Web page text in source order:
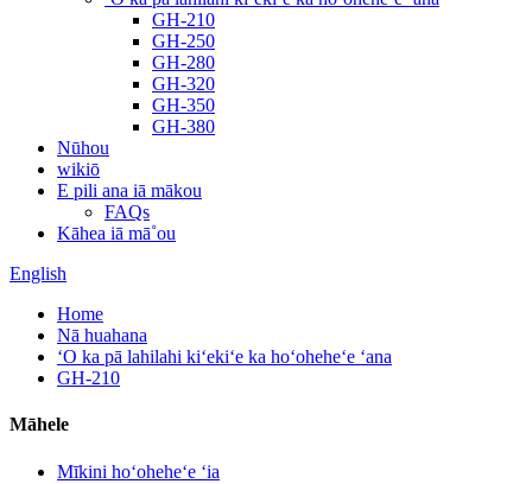
GH-210
GH-250
GH-280
GH-320
GH-350
GH-380
Nūhou
wikiō
E pili ana iā mākou
FAQs
Kāhea iā mā˚ou
English
Home
Nā huahana
ʻO ka pā lahilahi kiʻekiʻe ka hoʻoheheʻe ʻana
GH-210
Māhele
Mīkini hoʻoheheʻe ʻia